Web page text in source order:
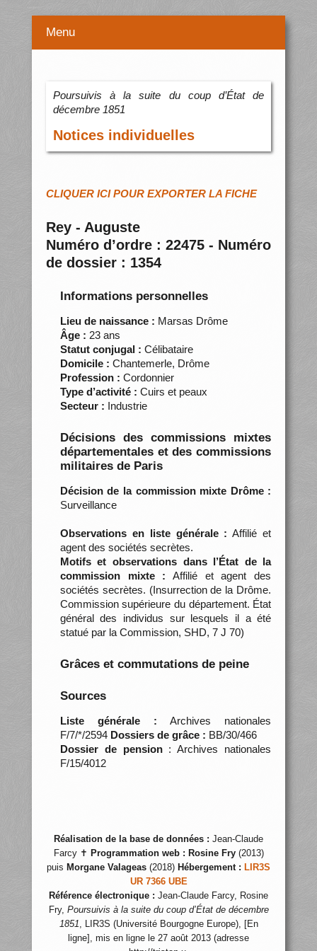
Menu
Poursuivis à la suite du coup d’État de
décembre 1851
Notices individuelles
CLIQUER ICI POUR EXPORTER LA FICHE
Rey - Auguste
Numéro d’ordre : 22475 - Numéro
de dossier : 1354
Informations personnelles
Lieu de naissance : Marsas Drôme
Âge : 23 ans
Statut conjugal : Célibataire
Domicile : Chantemerle, Drôme
Profession : Cordonnier
Type d’activité : Cuirs et peaux
Secteur : Industrie
Décisions des commissions mixtes
départementales et des commissions
militaires de Paris
Décision de la commission mixte Drôme :
Surveillance
Observations en liste générale : Affilié et
agent des sociétés secrètes.
Motifs et observations dans l’État de la
commission mixte : Affilié et agent des
sociétés secrètes. (Insurrection de la Drôme.
Commission supérieure du département. État
général des individus sur lesquels il a été
statué par la Commission, SHD, 7 J 70)
Grâces et commutations de peine
Sources
Liste générale : Archives nationales
F/7/*/2594 Dossiers de grâce : BB/30/466
Dossier de pension: Archives nationales
F/15/4012
Réalisation de la base de données : Jean-Claude
Farcy ✝ Programmation web : Rosine Fry(2013)
puis Morgane Valageas (2018) Hébergement : LIR3S
UR 7366 UBE
Référence électronique : Jean-Claude Farcy, Rosine
Fry, Poursuivis à la suite du coup d’État de décembre
1851, LIR3S (Université Bourgogne Europe), [En
ligne], mis en ligne le 27 août 2013 (adresse